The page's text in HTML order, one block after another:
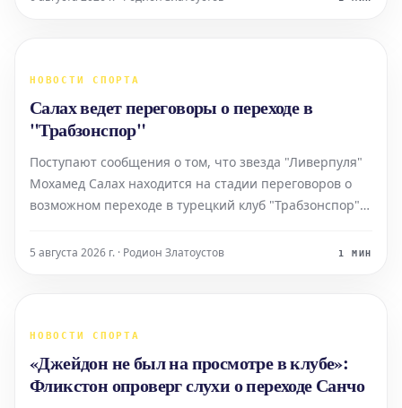
НОВОСТИ СПОРТА
Салах ведет переговоры о переходе в
"Трабзонспор"
Поступают сообщения о том, что звезда "Ливерпуля"
Мохамед Салах находится на стадии переговоров о
возможном переходе в турецкий клуб "Трабзонспор".
футбольных кругах. Если переход состоится, это
5 августа 2026 г. · Родион Златоустов 1 МИН
НОВОСТИ СПОРТА
«Джейдон не был на просмотре в клубе»:
Фликстон опроверг слухи о переходе Санчо